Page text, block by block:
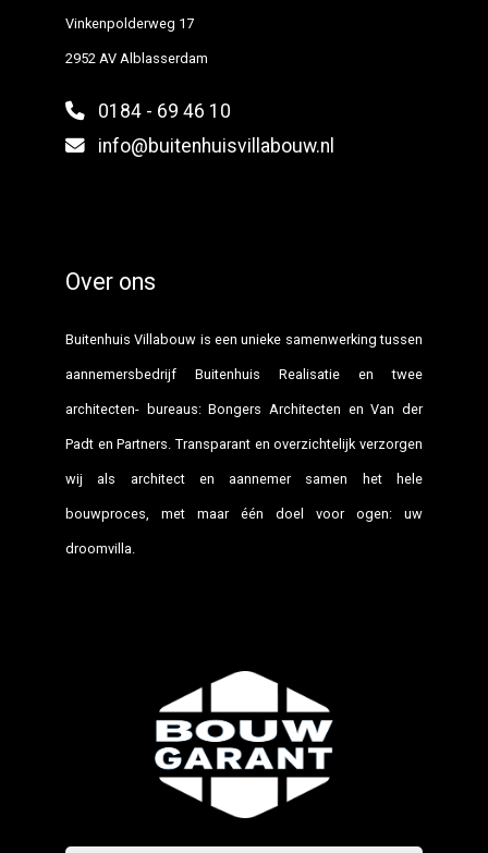
Vinkenpolderweg 17
2952 AV Alblasserdam
0184 - 69 46 10
info@buitenhuisvillabouw.nl
Over ons
Buitenhuis Villabouw is een unieke samenwerking tussen
aannemersbedrijf Buitenhuis Realisatie en twee
architecten- bureaus: Bongers Architecten en Van der
Padt en Partners. Transparant en overzichtelijk verzorgen
wij als architect en aannemer samen het hele
bouwproces, met maar één doel voor ogen: uw
droomvilla.